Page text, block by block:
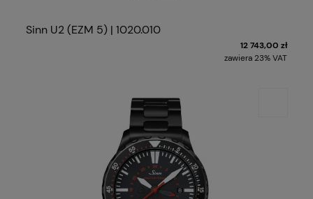
Sinn U2 (EZM 5) | 1020.010
12 743,00 zł
zawiera 23% VAT